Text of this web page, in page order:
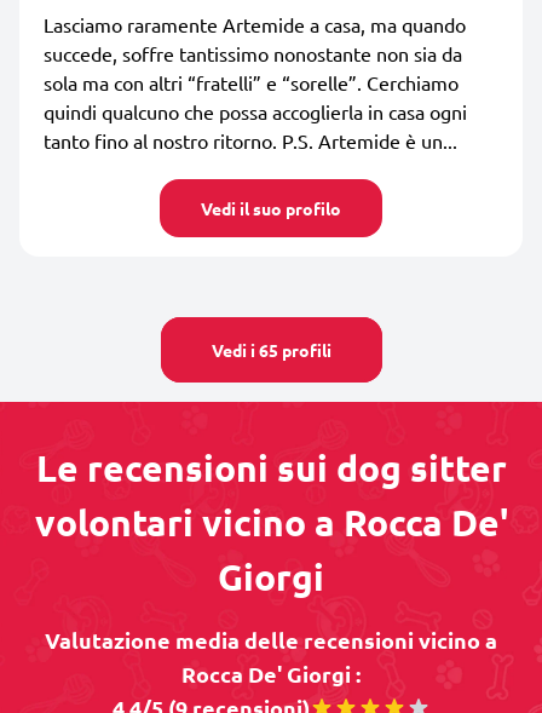
Lasciamo raramente Artemide a casa, ma quando
succede, soffre tantissimo nonostante non sia da
sola ma con altri “fratelli” e “sorelle”. Cerchiamo
quindi qualcuno che possa accoglierla in casa ogni
tanto fino al nostro ritorno. P.S. Artemide è un...
Vedi il suo profilo
Vedi i 65 profili
Le recensioni sui dog sitter
volontari vicino a Rocca De'
Giorgi
Valutazione media delle recensioni vicino a
Rocca De' Giorgi :
4.4/5 (9 recensioni)